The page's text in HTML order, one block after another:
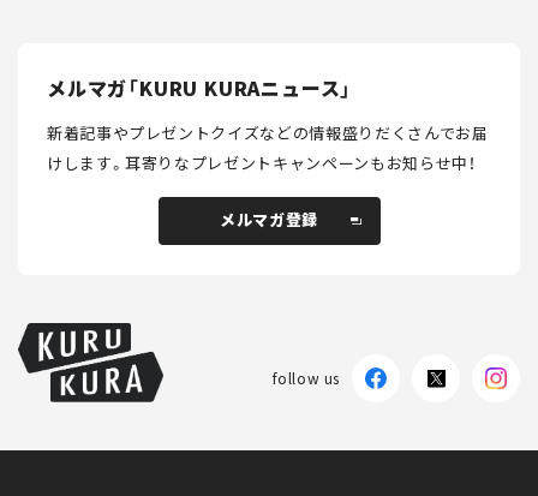
メルマガ「KURU KURAニュース」
新着記事やプレゼントクイズなどの情報盛りだくさんでお届
けします。耳寄りなプレゼントキャンペーンもお知らせ中！
メルマガ登録
follow us